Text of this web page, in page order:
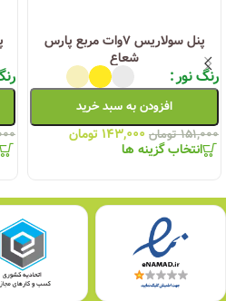
پنل سولاریس ۷وات مربع پارس
شعاع
رنگ نور
افزودن به سبد خرید
۱۵۱,۰۰۰ تومان ۱۴۳,۰۰۰ تومان
انتخاب گزینه ها